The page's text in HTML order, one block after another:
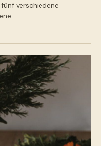
verschiedene